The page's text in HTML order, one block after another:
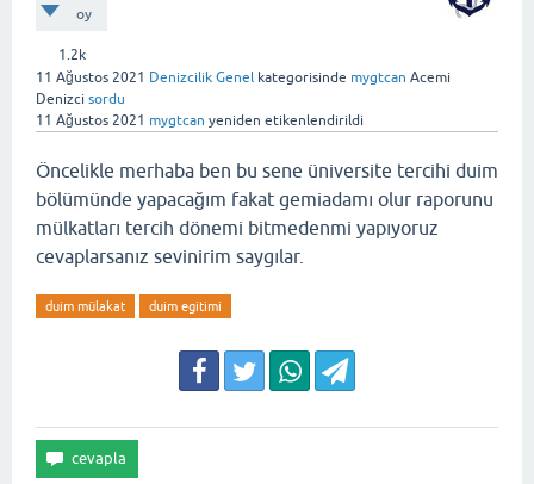
oy
1.2k
11 Ağustos 2021 Denizcilik Genel kategorisinde mygtcan Acemi
Denizci sordu
11 Ağustos 2021 mygtcan yeniden etikenlendirildi
Öncelikle merhaba ben bu sene üniversite tercihi duim
bölümünde yapacağım fakat gemiadamı olur raporunu
mülkatları tercih dönemi bitmedenmi yapıyoruz
cevaplarsanız sevinirim saygılar.
duim mülakat duim egitimi